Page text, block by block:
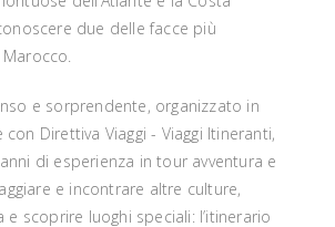
due delle facce più
e sorprendente, organizzato in
Direttiva Viaggi - Viaggi Itineranti,
di esperienza in tour avventura e
e incontrare altre culture,
e scoprire luoghi speciali: l’itinerario